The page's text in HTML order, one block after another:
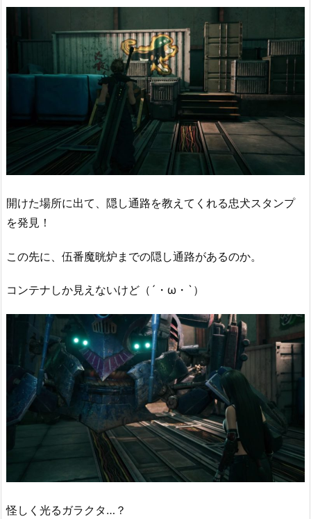
開けた場所に出て、隠し通路を教えてくれる忠犬スタンプ
を発見！
この先に、伍番魔晄炉までの隠し通路があるのか。
コンテナしか見えないけど（´・ω・`）
怪しく光るガラクタ…？